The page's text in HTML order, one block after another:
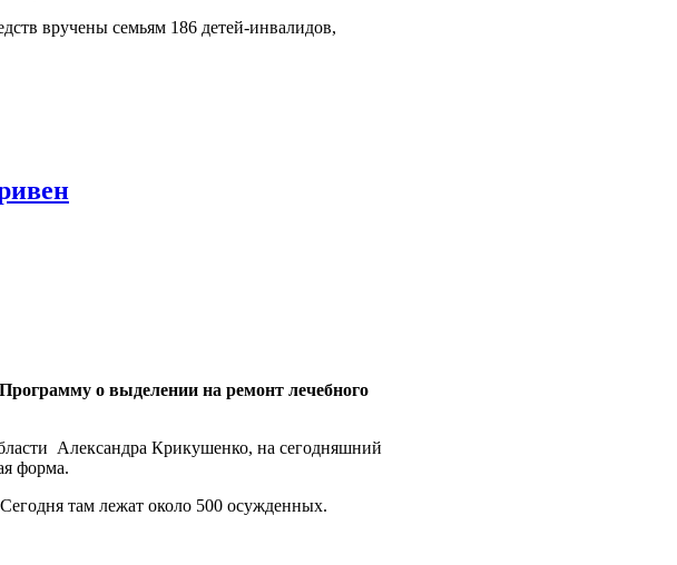
вручены семьям 186 детей-инвалидов,
о выделении на ремонт лечебного
Александра Крикушенко, на сегодняшний
форма.
там лежат около 500 осужденных.